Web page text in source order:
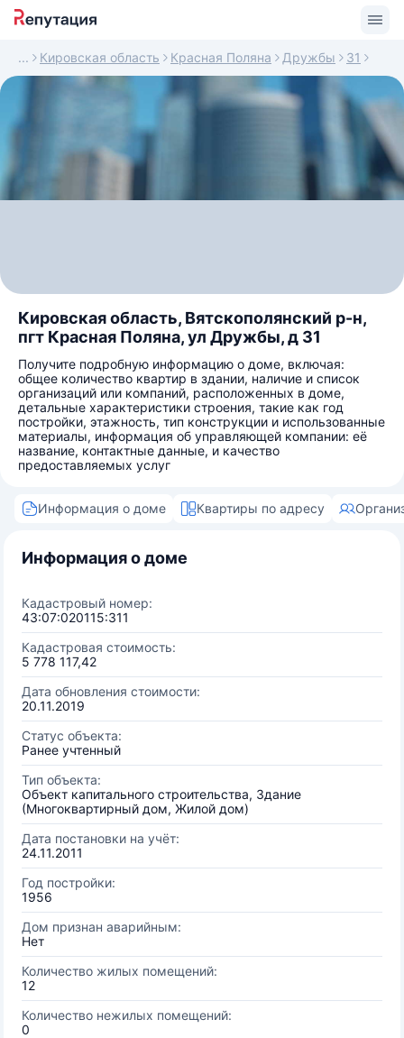
Кировская область Красная Поляна Дружбы 31
Кировская область, Вятскополянский р-н,
пгт Красная Поляна, ул Дружбы, д 31
Получите подробную информацию о доме, включая:
общее количество квартир в здании, наличие и список
организаций или компаний, расположенных в доме,
детальные характеристики строения, такие как год
постройки, этажность, тип конструкции и использованные
материалы, информация об управляющей компании: её
название, контактные данные, и качество
предоставляемых услуг
Информация о доме Квартиры по адресу
Информация о доме
Кадастровый номер:
43:07:020115:311
Кадастровая стоимость:
5 778 117,42
Дата обновления стоимости:
20.11.2019
Статус объекта:
Ранее учтенный
Тип объекта:
Объект капитального строительства, Здание
(Многоквартирный дом, Жилой дом)
Дата постановки на учёт:
24.11.2011
Год постройки:
1956
Дом признан аварийным:
Нет
Количество жилых помещений:
12
Количество нежилых помещений:
0